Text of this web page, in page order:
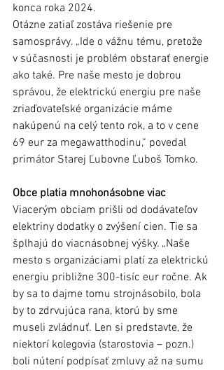
konca roka 2024.
Otázne zatiaľ zostáva riešenie pre
samosprávy. „Ide o vážnu tému, pretože
v súčasnosti je problém obstarať energie
ako také. Pre naše mesto je dobrou
správou, že elektrickú energiu pre naše
zriaďovateľské organizácie máme
nakúpenú na celý tento rok, a to v cene
69 eur za megawatthodinu,“ povedal
primátor Starej Ľubovne Ľuboš Tomko.
Obce platia mnohonásobne viac
Viacerým obciam prišli od dodávateľov
elektriny dodatky o zvýšení cien. Tie sa
šplhajú do viacnásobnej výšky. „Naše
mesto s organizáciami platí za elektrickú
energiu približne 300-tisíc eur ročne. Ak
by sa to dajme tomu strojnásobilo, bola
by to zdrvujúca rana, ktorú by sme
museli zvládnuť. Len si predstavte, že
niektorí kolegovia (starostovia – pozn.)
boli nútení podpísať zmluvy až na sumu